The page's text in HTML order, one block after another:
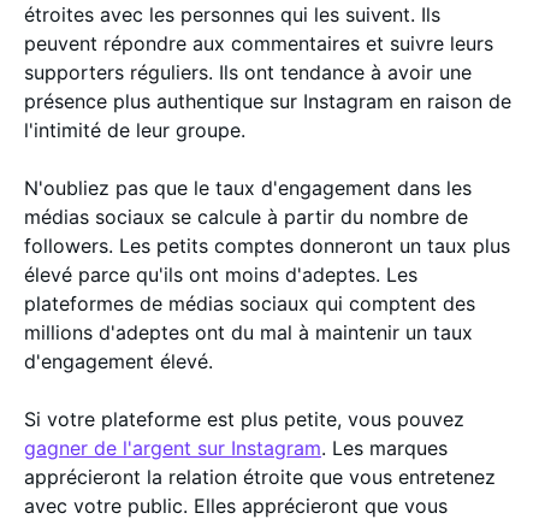
étroites avec les personnes qui les suivent. Ils
peuvent répondre aux commentaires et suivre leurs
supporters réguliers. Ils ont tendance à avoir une
présence plus authentique sur Instagram en raison de
l'intimité de leur groupe.
N'oubliez pas que le taux d'engagement dans les
médias sociaux se calcule à partir du nombre de
followers. Les petits comptes donneront un taux plus
élevé parce qu'ils ont moins d'adeptes. Les
plateformes de médias sociaux qui comptent des
millions d'adeptes ont du mal à maintenir un taux
d'engagement élevé.
Si votre plateforme est plus petite, vous pouvez
gagner de l'argent sur Instagram. Les marques
apprécieront la relation étroite que vous entretenez
avec votre public. Elles apprécieront que vous